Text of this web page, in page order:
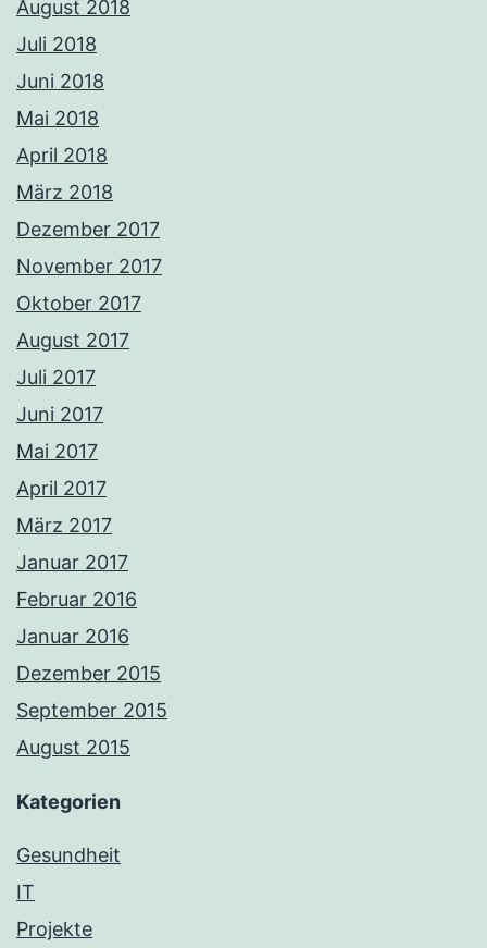
August 2018
Juli 2018
Juni 2018
Mai 2018
April 2018
März 2018
Dezember 2017
November 2017
Oktober 2017
August 2017
Juli 2017
Juni 2017
Mai 2017
April 2017
März 2017
Januar 2017
Februar 2016
Januar 2016
Dezember 2015
September 2015
August 2015
Kategorien
Gesundheit
IT
Projekte